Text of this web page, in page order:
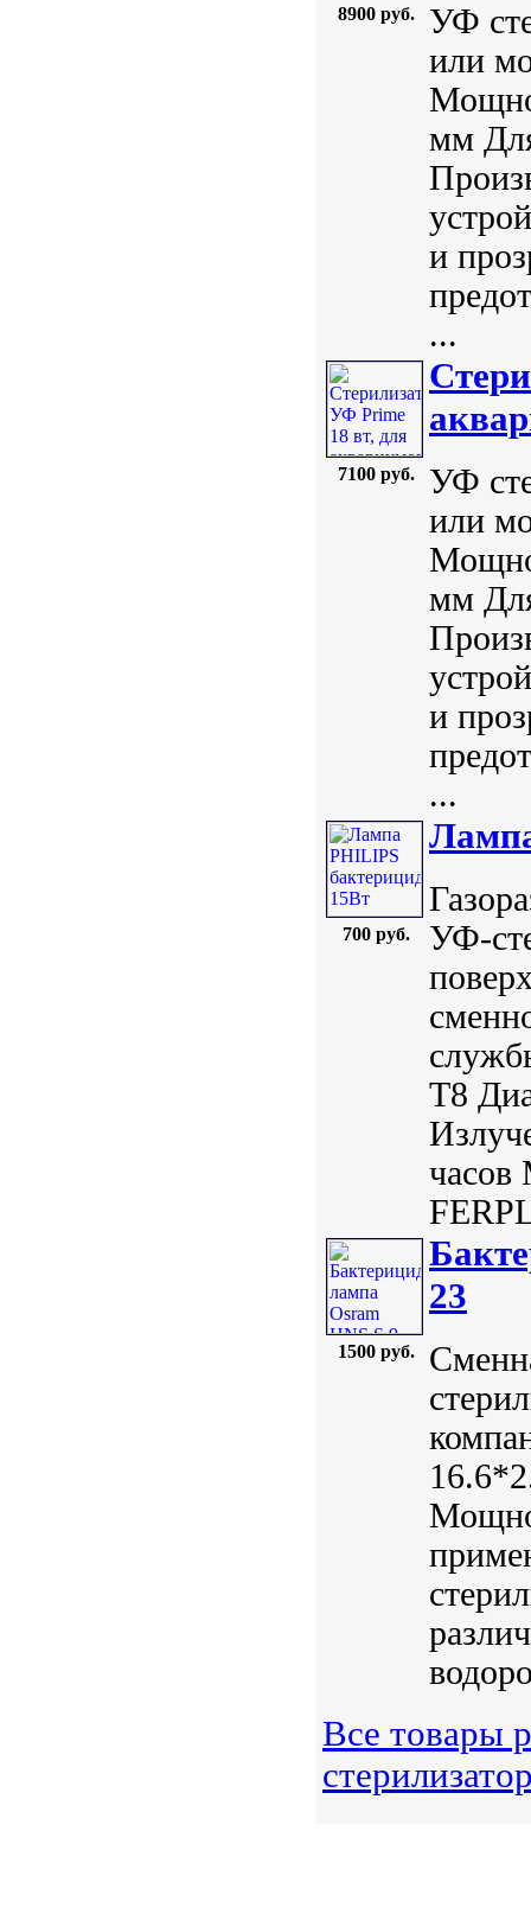
8900 руб.
УФ
или
мм
и
...
7100 руб.
УФ
или
мм
и
...
700 руб.
УФ-
Т8
часов
1500 руб.
23
Все товары